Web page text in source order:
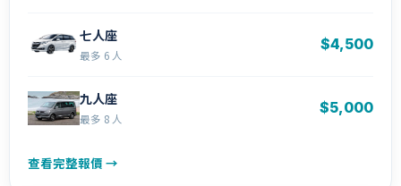
七人座
最多 6 人
$4,500
九人座
最多 8 人
$5,000
查看完整報價 →